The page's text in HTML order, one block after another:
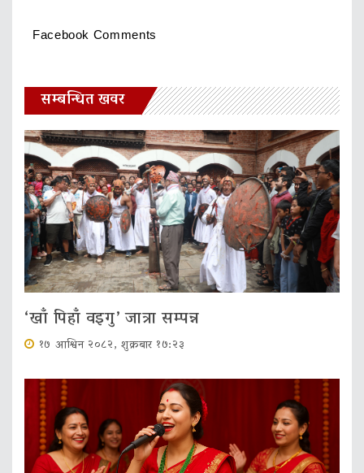
Facebook Comments
सम्बन्धित खवर
‘खाँ पिहाँ वइगु’ जात्रा सम्पन्न
१७ आश्विन २०८२, शुक्रबार १७:२३